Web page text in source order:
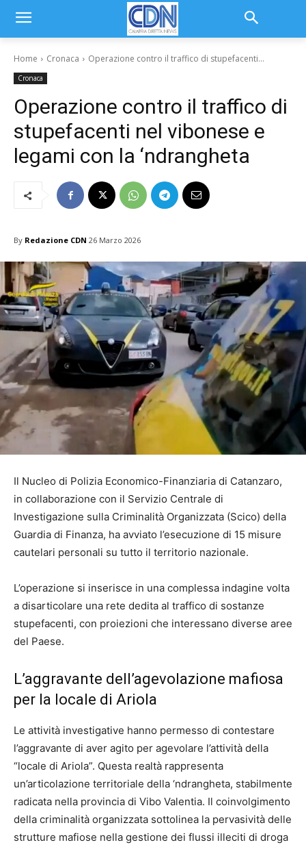
Home Cronaca Operazione contro il traffico di stupefacenti...
Cronaca
Operazione contro il traffico di
stupefacenti nel vibonese e
legami con la ‘ndrangheta
By Redazione CDN 26 Marzo 2026
Il Nucleo di Polizia Economico-Finanziaria di Catanzaro,
in collaborazione con il Servizio Centrale di
Investigazione sulla Criminalità Organizzata (Scico) della
Guardia di Finanza, ha avviato l’esecuzione di 15 misure
cautelari personali su tutto il territorio nazionale.
L’operazione si inserisce in una complessa indagine volta
a disarticolare una rete dedita al traffico di sostanze
stupefacenti, con proiezioni che interessano diverse aree
del Paese.
L’aggravante dell’agevolazione mafiosa
per la locale di Ariola
Le attività investigative hanno permesso di contestare
l’aggravante di aver agito per agevolare l’attività della
“locale di Ariola”. Questa realtà rappresenta
un’articolazione territoriale della ‘ndrangheta, stabilmente
radicata nella provincia di Vibo Valentia. Il coinvolgimento
della criminalità organizzata sottolinea la pervasività delle
strutture mafiose nella gestione dei flussi illeciti di droga